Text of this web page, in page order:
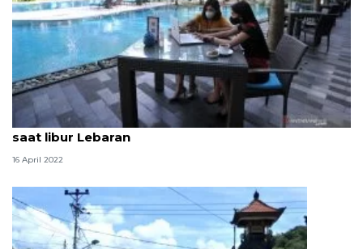
Okupansi hotel Nusa Dua-Kuta diprediksi 50 persen
saat libur Lebaran
16 April 2022